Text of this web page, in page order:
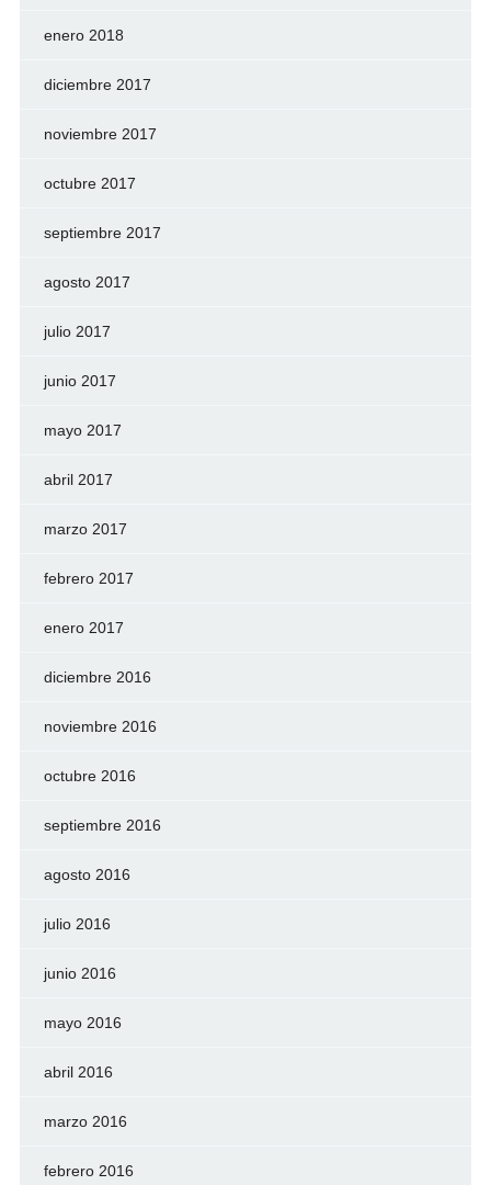
enero 2018
diciembre 2017
noviembre 2017
octubre 2017
septiembre 2017
agosto 2017
julio 2017
junio 2017
mayo 2017
abril 2017
marzo 2017
febrero 2017
enero 2017
diciembre 2016
noviembre 2016
octubre 2016
septiembre 2016
agosto 2016
julio 2016
junio 2016
mayo 2016
abril 2016
marzo 2016
febrero 2016